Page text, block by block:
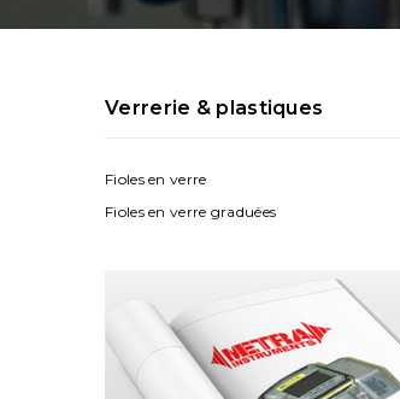
Verrerie & plastiques
Fioles en verre
Fioles en verre graduées